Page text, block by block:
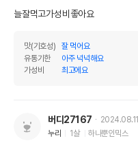
늘잘먹고가성비좋아요
맛(기호성)
잘 먹어요
유통기한
아주 넉넉해요
가성비
최고에요
버디27167
2024.08.11
누리
1살 하나뿐인믹스